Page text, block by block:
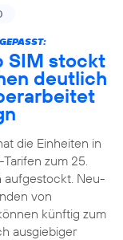
SIM stockt
deutlich
die Einheiten in
zum 25.
aufgestockt. Neu-
von
künftig zum
ausgiebiger